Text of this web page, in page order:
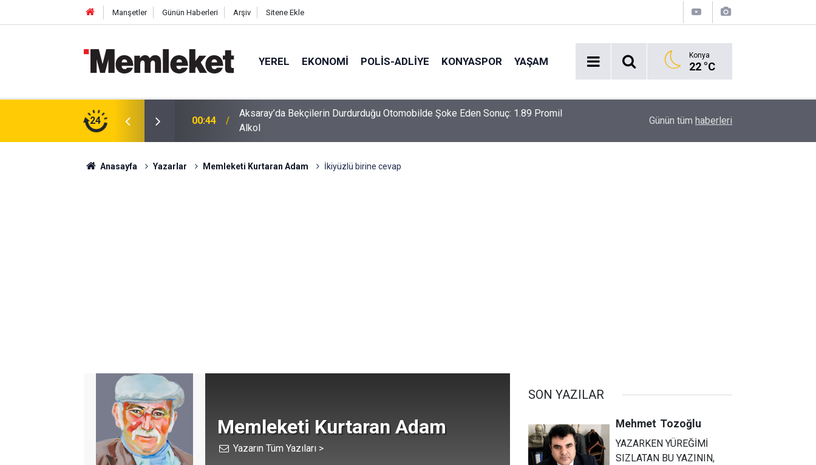
Manşetler Günün Haberleri Arşiv Sitene Ekle
YEREL EKONOMI POLİS-ADLİYE KONYASPOR YAŞAM Konya
22 °C
24
Otomobilde Şoke Eden Sonuç: 1.89 Promil
00:41 Polatlı-Haymana-Konya hattı bölünmüş yol oluyor Erkin Koray'ı bir tek onlar hatırladı
Günün tüm haberleri
Anasayfa Yazarlar Memleketi Kurtaran Adam İkiyüzlü birine cevap
Memleketi Kurtaran Adam
Yazarın Tüm Yazıları >
SON YAZILAR
Mehmet Tozoğlu
YAZARKEN YÜREĞİMİ
SIZLATAN BU YAZININ,